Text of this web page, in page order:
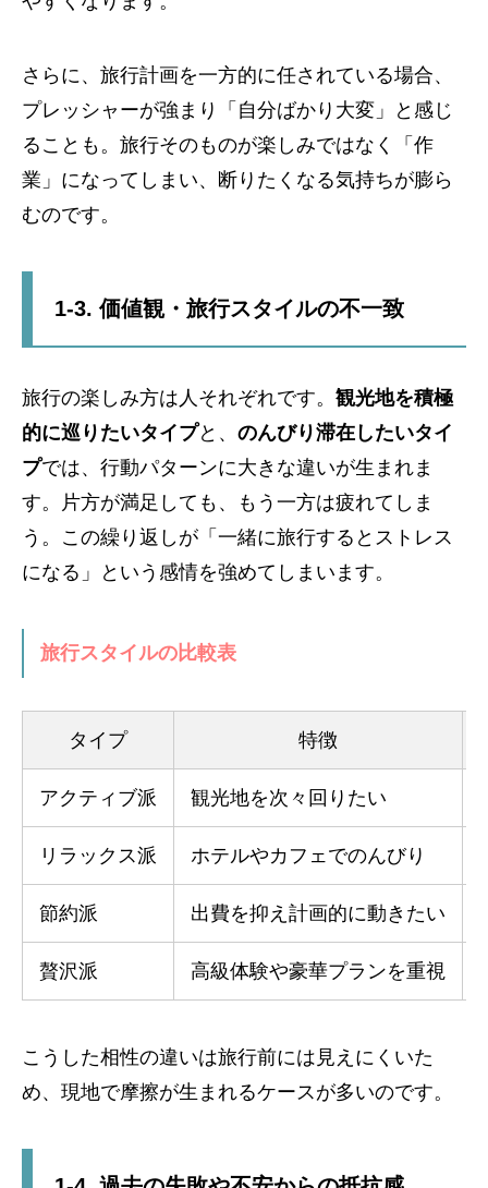
さらに、旅行計画を一方的に任されている場合、
プレッシャーが強まり「自分ばかり大変」と感じ
ることも。旅行そのものが楽しみではなく「作
業」になってしまい、断りたくなる気持ちが膨ら
むのです。
1-3. 価値観・旅行スタイルの不一致
旅行の楽しみ方は人それぞれです。 観光地を積極
的に巡りたいタイプと、 のんびり滞在したいタイ
プでは、行動パターンに大きな違いが生まれま
す。片方が満足しても、もう一方は疲れてしま
う。この繰り返しが「一緒に旅行するとストレス
になる」という感情を強めてしまいます。
旅行スタイルの比較表
タイプ 特徴
アクティブ派 観光地を次々回りたい
リラックス派 ホテルやカフェでのんびり
節約派 出費を抑え計画的に動きたい
贅沢派 高級体験や豪華プランを重視
こうした相性の違いは旅行前には見えにくいた
め、現地で摩擦が生まれるケースが多いのです。